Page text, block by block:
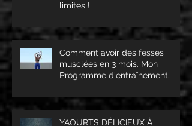
limites !
Comment avoir des fesses
musclées en 3 mois. Mon
Programme d'entraînement.
YAOURTS DÉLICIEUX À